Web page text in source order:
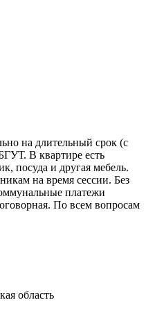
на длительный срок (с
В квартире есть
посуда и другая мебель.
на время сессии. Без
платежи
По всем вопросам
область